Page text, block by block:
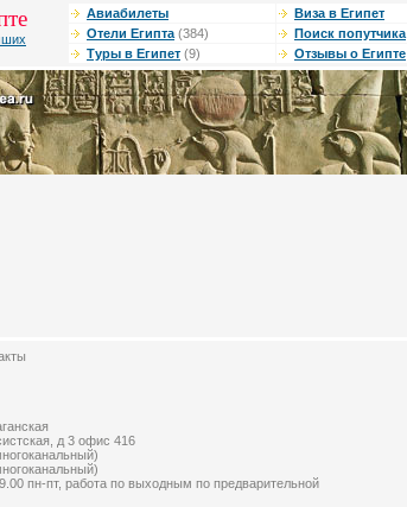
Авиабилеты Виза в Египет
Отели Египта (384) Поиск попутчика
Туры в Египет (9) Отзывы о Египте
д 3 офис 416
пн-пт, работа по выходным по предварительной